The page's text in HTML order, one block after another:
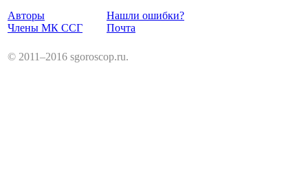
Авторы
Члены МК ССГ
Нашли ошибки?
Почта
© 2011–2016 sgoroscop.ru.